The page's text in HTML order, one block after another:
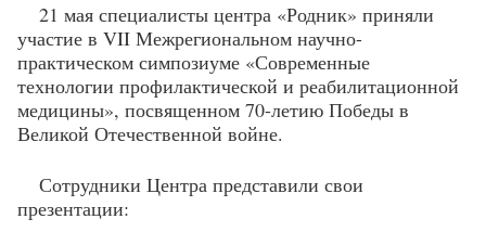
21 мая специалисты центра «Родник» приняли
участие в VII Межрегиональном научно-
практическом симпозиуме «Современные
технологии профилактической и реабилитационной
медицины», посвященном 70-летию Победы в
Великой Отечественной войне.
Сотрудники Центра представили свои
презентации: